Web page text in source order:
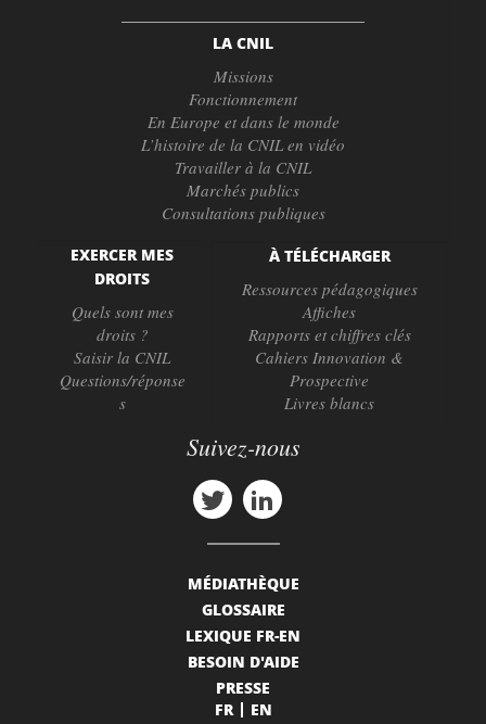
LA CNIL
Missions
Fonctionnement
En Europe et dans le monde
L’histoire de la CNIL en vidéo
Travailler à la CNIL
Marchés publics
Consultations publiques
EXERCER MES
DROITS
Quels sont mes
droits ?
Saisir la CNIL
Questions/réponse
s
À TÉLÉCHARGER
Ressources pédagogiques
Affiches
Rapports et chiffres clés
Cahiers Innovation &
Prospective
Livres blancs
Suivez-nous
MÉDIATHÈQUE
GLOSSAIRE
LEXIQUE FR-EN
BESOIN D'AIDE
PRESSE
FR
EN